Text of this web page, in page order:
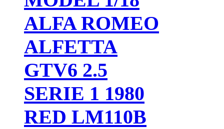
ALFA ROMEO
ALFETTA
GTV6 2.5
SERIE 1 1980
RED LM110B